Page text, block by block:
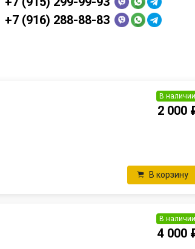
+7 (916) 288-88-83
В наличии
2 000
В корзину
В наличии
4 000